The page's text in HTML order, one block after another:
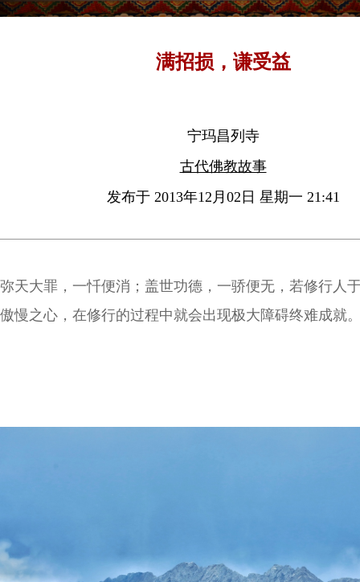
满招损，谦受益
宁玛昌列寺
古代佛教故事
发布于 2013年12月02日 星期一 21:41
弥天大罪，一忏便消；盖世功德，一骄便无，若修行人
傲慢之心，在修行的过程中就会出现极大障碍终难成就